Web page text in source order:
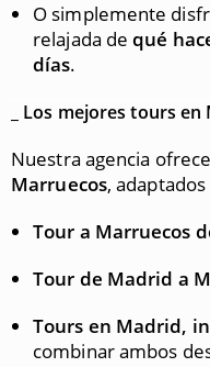
O simplemente
relajada dequé
días.
Los mejores tours en
Nuestra agencia
Marruecos,
Tour a Marruecos
Tour de Madrid a
Tours en Madrid,
combinar ambos